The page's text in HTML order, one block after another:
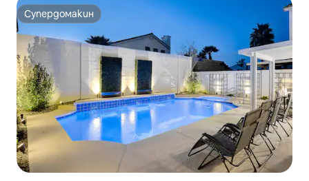
Супердомакин
Супердомакин